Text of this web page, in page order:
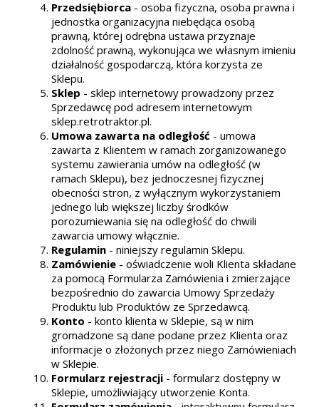
Przedsiębiorca - osoba fizyczna, osoba prawna i
jednostka organizacyjna niebędąca osobą
prawną, której odrębna ustawa przyznaje
zdolność prawną, wykonująca we własnym imieniu
działalność gospodarczą, która korzysta ze
Sklepu.
Sklep - sklep internetowy prowadzony przez
Sprzedawcę pod adresem internetowym
sklep.retrotraktor.pl.
Umowa zawarta na odległość - umowa
zawarta z Klientem w ramach zorganizowanego
systemu zawierania umów na odległość (w
ramach Sklepu), bez jednoczesnej fizycznej
obecności stron, z wyłącznym wykorzystaniem
jednego lub większej liczby środków
porozumiewania się na odległość do chwili
zawarcia umowy włącznie.
Regulamin - niniejszy regulamin Sklepu.
Zamówienie - oświadczenie woli Klienta składane
za pomocą Formularza Zamówienia i zmierzające
bezpośrednio do zawarcia Umowy Sprzedaży
Produktu lub Produktów ze Sprzedawcą.
Konto - konto klienta w Sklepie, są w nim
gromadzone są dane podane przez Klienta oraz
informacje o złożonych przez niego Zamówieniach
w Sklepie.
Formularz rejestracji - formularz dostępny w
Sklepie, umożliwiający utworzenie Konta.